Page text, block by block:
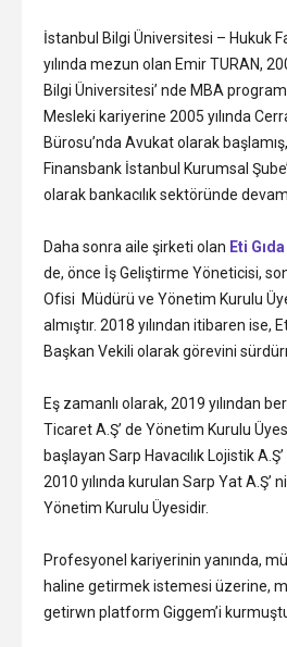
İstanbul Bilgi Üniversitesi – Hukuk
yılında mezun olan Emir TURAN,
Bilgi Üniversitesi’ nde MBA
Mesleki kariyerine 2005 yılında
Bürosu’nda Avukat olarak
Finansbank İstanbul Kurumsal
olarak bankacılık sektöründe
Daha sonra aile şirketi olan Eti
de, önce İş Geliştirme Yöneticisi,
Ofisi Müdürü ve Yönetim Kurulu
almıştır. 2018 yılından itibaren ise,
Başkan Vekili olarak görevini
Eş zamanlı olarak, 2019 yılından
Ticaret A.Ş’ de Yönetim Kurulu
başlayan Sarp Havacılık Lojistik
2010 yılında kurulan Sarp Yat A.Ş’
Yönetim Kurulu Üyesidir.
Profesyonel kariyerinin yanında,
haline getirmek istemesi üzerine,
getirwn platform Giggem’i